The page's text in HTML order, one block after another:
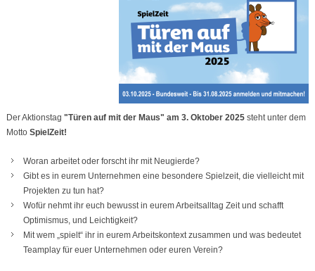
Der Aktionstag "Türen auf mit der Maus" am 3. Oktober 2025steht unter dem
Motto SpielZeit!
Woran arbeitet oder forscht ihr mit Neugierde?
Gibt es in eurem Unternehmen eine besondere Spielzeit, die vielleicht mit
Projekten zu tun hat?
Wofür nehmt ihr euch bewusst in eurem Arbeitsalltag Zeit und schafft
Optimismus, und Leichtigkeit?
Mit wem „spielt“ ihr in eurem Arbeitskontext zusammen und was bedeutet
Teamplay für euer Unternehmen oder euren Verein?